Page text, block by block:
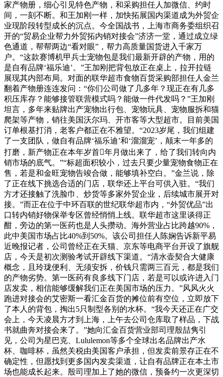
家产物册，细心引见特色产物，和采购担任人加微信、约时
间，一刻不断。和王加刚一样，加快拓展国内渠道成为外贸企
业现阶段转型成长的沉点。今全国战书，上海市商务委组织召
开的“贸易企业帮力外贸拓内销对接会”济济一堂，通过成立绿
色通道，帮帮两边“看对眼”，帮力高质量国货进入千家万
户。“这款赛博机甲兵士宠物包是我们最新开辟的产物，用的
是自有品牌‘福乐迪’。”王加刚把背包放正在桌上，拉开拉链
展现其内部布局。对面的联华超市食物百货采购部担任人金兰
翻着产物册连连发问：“你们公司做了几多年？现正在有几多
积压库存？能够接管联营模式吗？能做一件代发吗？”王加刚
坦言，多年来贴牌出产宠物出行包、宠物玩具、宠物服拆和猫
爬架等产物，销往美国沃尔玛、开市客等大型超市。目前美国
订单根基打消，老客户都正在不雅望。“2023岁尾，我们组建
了一支团队，做自有品牌‘福乐迪’和‘溜溜宠’，颠末一年多的
打磨，新产物正在本年岁首年月做出来了，给了我们转向内
销市场的底气。”“标超面积较小，过去只要少量宠物食物正在
售，若是和金旺宠物告竣合做，能够填补空白。”金兰说，除
了正在线下挑选合适的门店，联华还上平台可供入驻。“我们
方才还接触了洗脸巾、炒货等多家外贸企业，后续城市展开对
接。”而正在位于中环百联的世纪联华超市内，“外贸优品”出
口转内销好物保举专区曾经悄悄上线。联华超市这里谈得正
酣，旁边的第一医药也是人头攒动。海外营业占比跨越90%，
此中美国市场占比40%到50%。该公司担任人陈娴告诉新平易
近晚报记者，公司曾经正在天猫、京东等电商平台开设了旗舰
店，今天是初次测验考试开辟线下渠道。“清水壶契合大健康
概念，且玲珑便利、无须安拆，价钱只需两三百元，都是我们
的产物劣势。第一医药有良多线下门店，若是可以或许进入门
店发卖，相信能够缓解我们正在美国市场的压力。”风风火火
跑进对接会的艾密斯一看汇金百货的摊位前有空位，立即放下
了本人的背包，掏出5只制型各别的水杯。“我今天还正在广交
会上，今天凌晨方才到上海，上午去公司仓库取了样品，下战
书就曲奔对接会来了。”她向汇金百货营业部司理殷喆隽引
见，公司为星巴克、Lululemon等多个全球出名品牌出产水
杯、咖啡杯，虽然关税由美国客户承担，但发卖前景存正在不
确定性，但愿找到更多国内发卖渠道，让自有品牌正在本土市
场也能成长起来。殷司理加上了她的微信，预备约一次更深切